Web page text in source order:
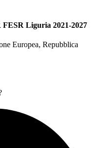
FESR Liguria 2021-2027